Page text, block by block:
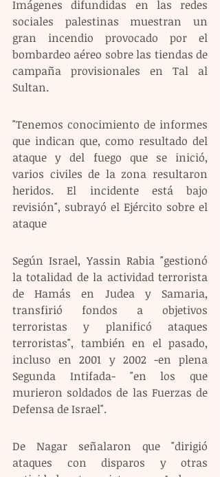
Imágenes difundidas en las redes
sociales palestinas muestran un
gran incendio provocado por el
bombardeo aéreo sobre las tiendas de
campaña provisionales en Tal al
Sultan.
"Tenemos conocimiento de informes
que indican que, como resultado del
ataque y del fuego que se inició,
varios civiles de la zona resultaron
heridos. El incidente está bajo
revisión", subrayó el Ejército sobre el
ataque
Según Israel, Yassin Rabia "gestionó
la totalidad de la actividad terrorista
de Hamás en Judea y Samaria,
transfirió fondos a objetivos
terroristas y planificó ataques
terroristas", también en el pasado,
incluso en 2001 y 2002 -en plena
Segunda Intifada- "en los que
murieron soldados de las Fuerzas de
Defensa de Israel".
De Nagar señalaron que "dirigió
ataques con disparos y otras